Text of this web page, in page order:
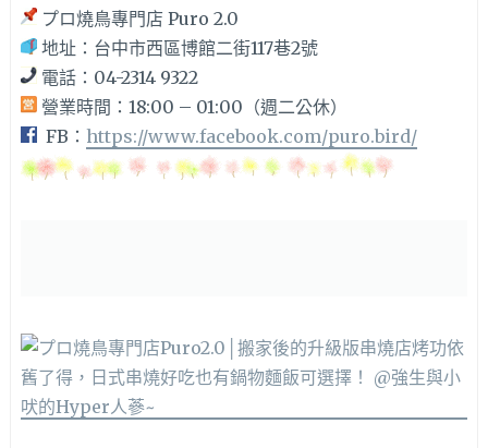
プロ燒鳥專門店 Puro 2.0
地址：台中市西區博館二街117巷2號
電話：04-2314 9322
營業時間：18:00 – 01:00（週二公休）
FB： https://www.facebook.com/puro.bird/